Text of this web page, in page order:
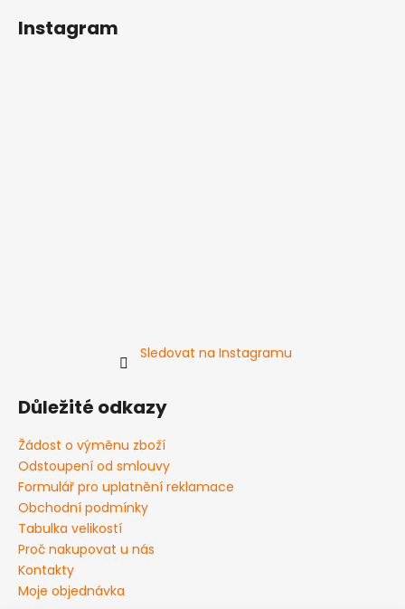
Instagram
Sledovat na Instagramu
Důležité odkazy
Žádost o výměnu zboží
Odstoupení od smlouvy
Formulář pro uplatnění reklamace
Obchodní podmínky
Tabulka velikostí
Proč nakupovat u nás
Kontakty
Moje objednávka